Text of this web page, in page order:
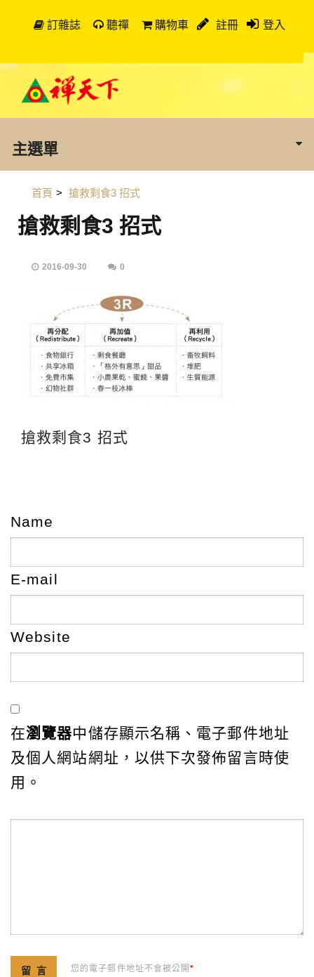
訂雜誌 聽禪 購物車 註冊 登入
主選單
首頁 > 搶救剩食3 招式
搶救剩食3 招式
2016-09-30 0
搶救剩食3 招式
Name
E-mail
Website
在瀏覽器中儲存顯示名稱、電子郵件地址
及個人網站網址，以供下次發佈留言時使
用。
您的電子郵件地址不會被公開*